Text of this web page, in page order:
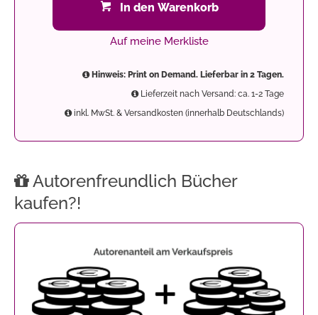
In den Warenkorb
Auf meine Merkliste
Hinweis: Print on Demand. Lieferbar in 2 Tagen.
Lieferzeit nach Versand: ca. 1-2 Tage
inkl. MwSt. & Versandkosten (innerhalb Deutschlands)
Autorenfreundlich Bücher
kaufen?!